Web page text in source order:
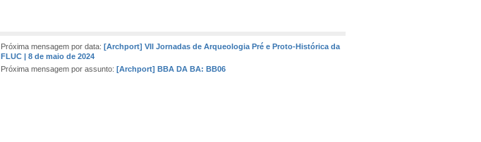
Próxima mensagem por data: [Archport] VII Jornadas de Arqueologia Pré e Proto-Histórica da
FLUC | 8 de maio de 2024
Próxima mensagem por assunto: [Archport] BBA DA BA: BB06